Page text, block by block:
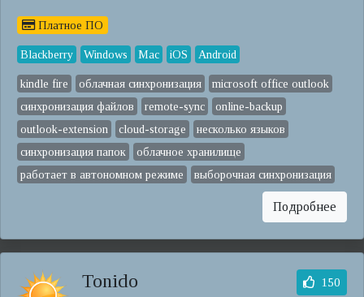
Платное ПО
Blackberry Windows Mac iOS Android
kindle fire облачная синхронизация
microsoft office outlook
синхронизация файлов
remote-sync
online-backup
outlook-extension
cloud-storage
несколько языков
синхронизация папок
облачное хранилище
работает в автономном режиме
выборочная синхронизация
Подробнее
Tonido 150